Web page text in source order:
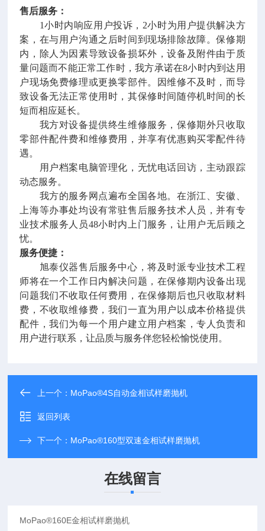
售后服务：
1小时内响应用户投诉，2小时为用户提供解决方
案，在与用户沟通之后时间到现场排除故障。保修期
内，除人为因素导致设备损坏外，设备及附件由于质
量问题而不能正常工作时，我方承诺在8小时内到达用
户现场免费修理或更换零部件。因维修不及时，而导
致设备无法正常使用时，其保修时间随停机时间的长
短而相应延长。
我方对设备提供终生维修服务，保修期外只收取
零部件配件费和维修费用，并享有优惠购买零配件待
遇。
用户档案电脑管理化，无忧电话回访，主动跟踪
动态服务。
我方的服务网点遍布全国各地。在浙江、安徽、
上海等办事处均设有常驻售后服务技术人员，并有专
业技术服务人员48小时内上门服务，让用户无后顾之
忧。
服务便捷：
旭泰仪器售后服务中心，将及时派专业技术工程
师将在一个工作日内解决问题，在保修期内设备出现
问题我们不收取任何费用，在保修期后也只收取材料
费，不收取维修费，我们一直为用户以成本价格提供
配件，我们为每一个用户建立用户档案，专人负责和
用户进行联系，让品质与服务伴您轻松愉悦使用。
上一个： MoPao®4S自动金相试样磨抛机
返回列表
下一个： MoPao®160型双速金相试样磨抛机
在线留言